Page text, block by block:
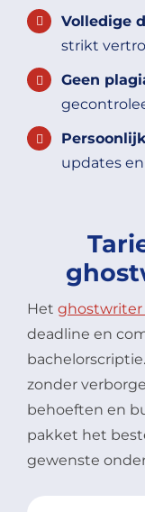
Volledige
strikt
Geen
updates
Het ghostwriter
deadline en
zonder
behoeften en
pakket het
gewenste